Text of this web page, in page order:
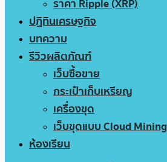
ราคา Ripple (XRP)
ปฏิทินเศรษฐกิจ
บทความ
รีวิวผลิตภัณฑ์
เว็บซื้อขาย
กระเป๋าเก็บเหรียญ
เครื่องขุด
เว็บขุดแบบ Cloud Mining
ห้องเรียน